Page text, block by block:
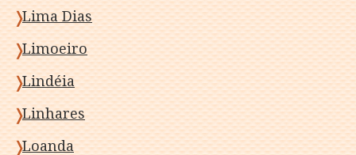
Lima Dias
Limoeiro
Lindéia
Linhares
Loanda